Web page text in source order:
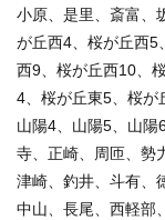
小原、是里、斎富、
が丘西4、桜が丘西5
西9、桜が丘西10、
4、桜が丘東5、桜が
山陽4、山陽5、山陽
寺、正崎、周匝、勢
津崎、釣井、斗有、
中山、長尾、西軽部